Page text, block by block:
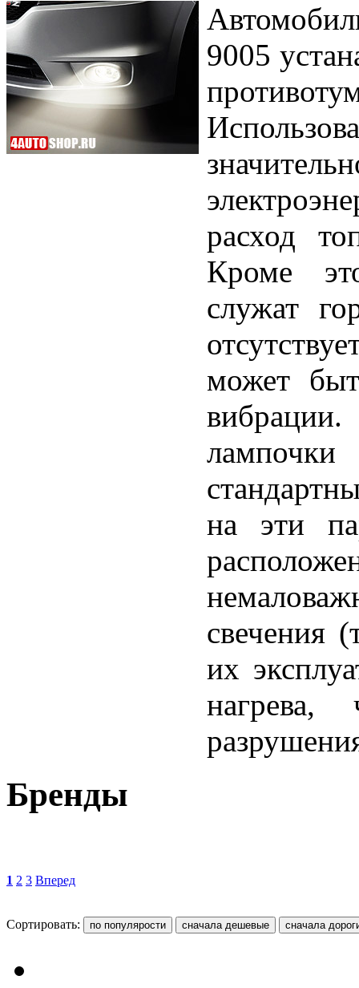
9005
расход
Кроме
служат
может
на эти
свечения
их
нагрева,
Бренды
1 2 3 Вперед
Сортировать: